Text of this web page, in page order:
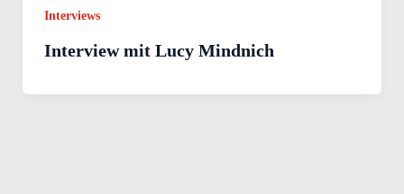
Interviews
Interview mit Lucy Mindnich